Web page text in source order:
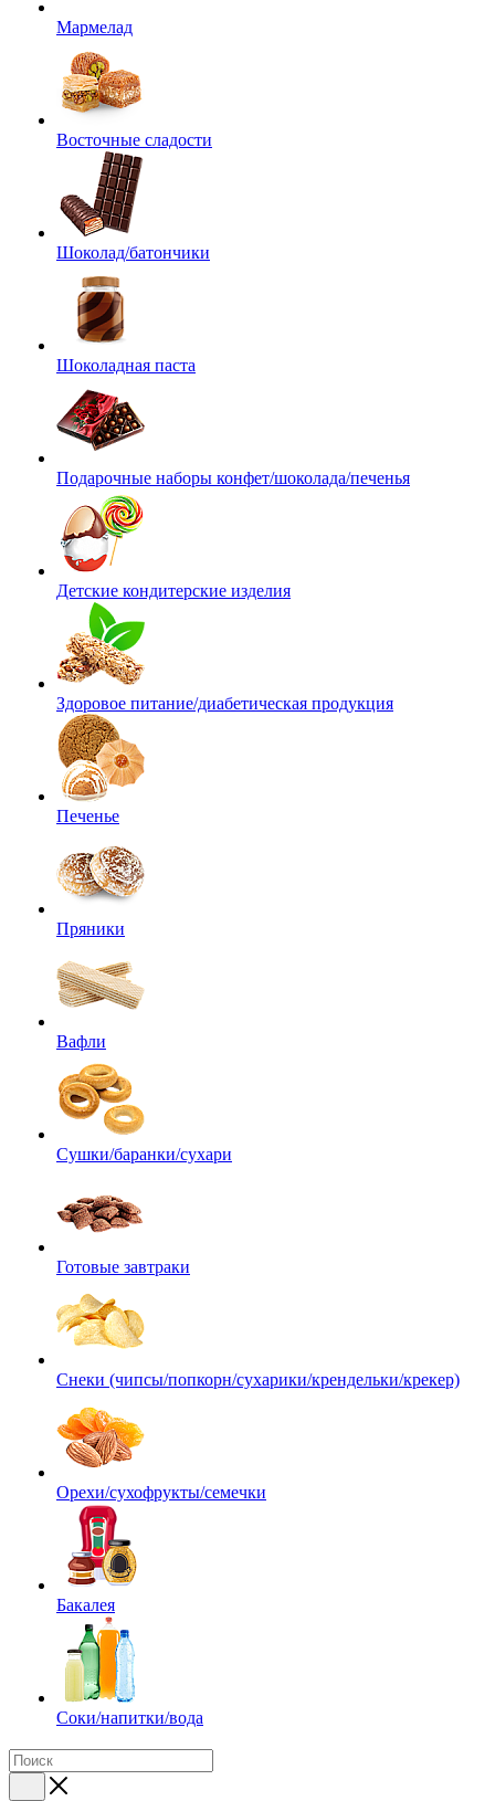
Мармелад
Восточные сладости
Шоколад/батончики
Шоколадная паста
Подарочные наборы конфет/шоколада/печенья
Детские кондитерские изделия
Здоровое питание/диабетическая продукция
Печенье
Пряники
Вафли
Сушки/баранки/сухари
Готовые завтраки
Снеки (чипсы/попкорн/сухарики/крендельки/крекер)
Орехи/сухофрукты/семечки
Бакалея
Соки/напитки/вода